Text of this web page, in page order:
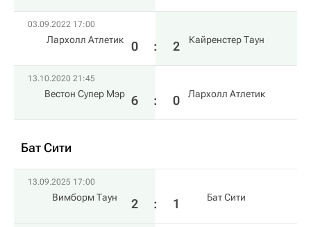
03.09.2022 17:00
Лархолл Атлетик 0 : 2 Кайренстер Таун
13.10.2020 21:45
Вестон Супер Мэр 6 : 0 Лархолл Атлетик
Бат Сити
13.09.2025 17:00
Вимборм Таун 2 : 1 Бат Сити